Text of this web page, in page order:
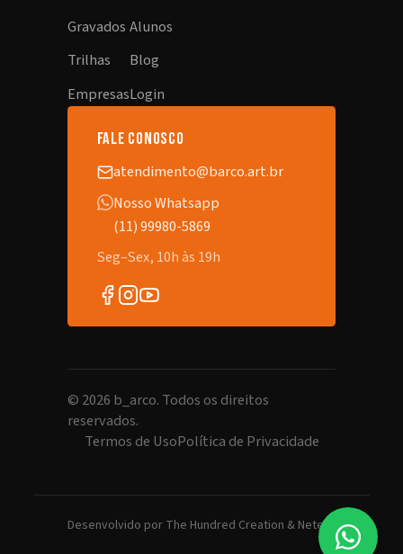
Gravados
Trilhas
Empresas
Alunos
Blog
Login
fale conosco
atendimento@barco.art.br
Nosso Whatsapp
(11) 99980-5869
Seg–Sex, 10h às 19h
© 2026 b_arco. Todos os direitos
reservados.
Termos de UsoPolítica de Privacidade
Desenvolvido por The Hundred Creation & Netero